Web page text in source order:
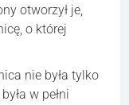
otworzył je,
o której
nie była tylko
w pełni